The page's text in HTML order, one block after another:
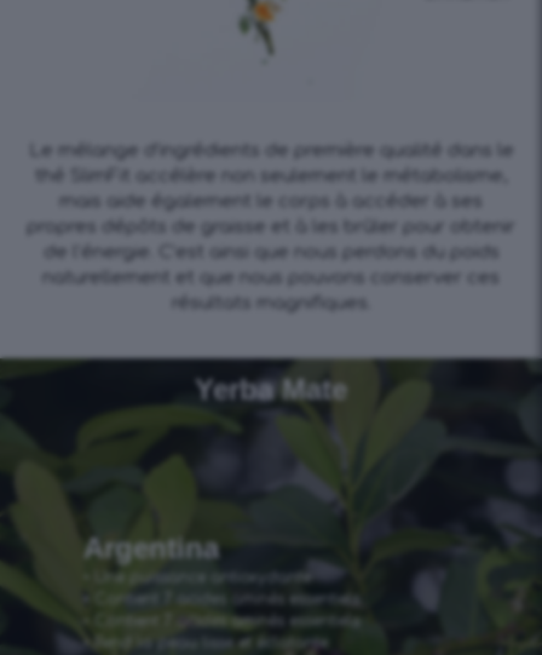
Le mélange d’ingrédients de première qualité dans le
thé SlimFit accélère non seulement le métabolisme,
mais aide également le corps à accéder à ses
propres dépôts de graisse et à les brûler pour obtenir
de l’énergie. C’est ainsi que nous perdons du poids
naturellement et que nous pouvons conserver ces
résultats magnifiques.
Yerba Mate
Argentina
• Contient 7 acides aminés essentiels
• Contient 7 acides aminés essentiels
• Rend la peau lisse et éclatante